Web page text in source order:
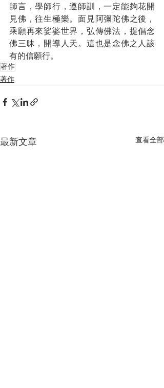
師言，學師行，遵師訓，一定能夠花開
見佛，往生極樂。面見阿彌陀佛之後，
乘願再來娑婆世界，弘傳佛法，提倡念
佛三昧，開導人天。這也是念佛之人該
有的信願行。
著作
著作
最新文章 查看全部